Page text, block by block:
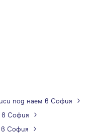
под наем в София
София
София